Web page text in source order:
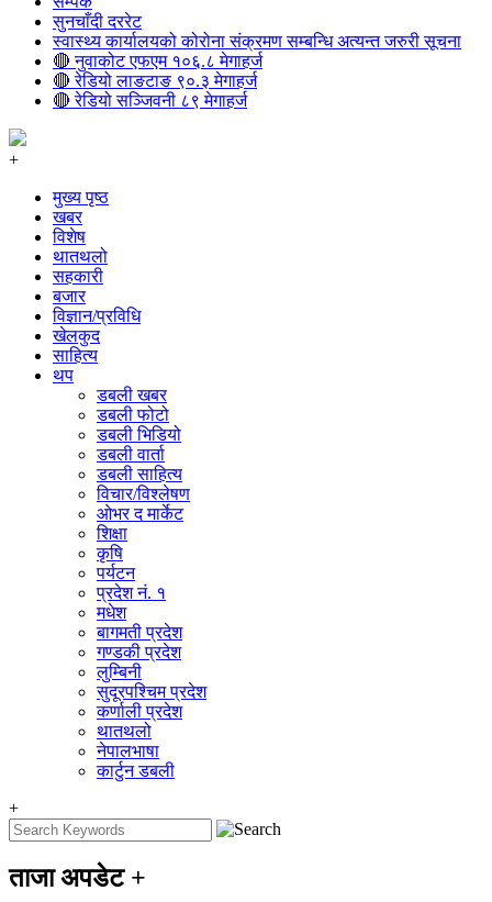
सुनचाँदी दररेट
स्वास्थ्य कार्यालयको कोरोना संक्रमण सम्बन्धि अत्यन्त जरुरी सूचना
🔴 नुवाकोट एफएम १०६.८ मेगाहर्ज
🔴 रेडियो लाङटाङ ९०.३ मेगाहर्ज
🔴 रेडियो सञ्जिवनी ८९ मेगाहर्ज
+
मुख्य पृष्ठ
खबर
विशेष
थातथलो
सहकारी
बजार
विज्ञान/प्रविधि
खेलकुद
साहित्य
थप
डबली खबर
डबली फोटो
डबली भिडियो
डबली वार्ता
डबली साहित्य
विचार/विश्‍लेषण
ओभर द मार्केट
शिक्षा
कृषि
पर्यटन
प्रदेश नं. १
मधेश
बागमती प्रदेश
गण्डकी प्रदेश
लुम्बिनी
सुदूरपश्चिम प्रदेश
कर्णाली प्रदेश
थातथलो
नेपालभाषा
कार्टुन डबली
+
ताजा अपडेट +